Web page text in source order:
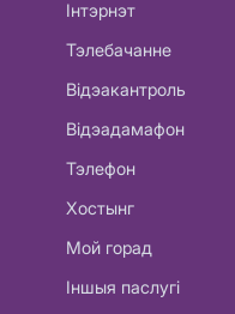
Інтэрнэт
Тэлебачанне
Відэакантроль
Відэадамафон
Тэлефон
Хостынг
Мой горад
Іншыя паслугі